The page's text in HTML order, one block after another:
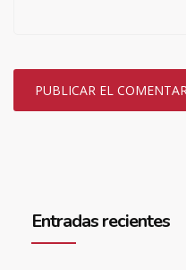
Entradas recientes